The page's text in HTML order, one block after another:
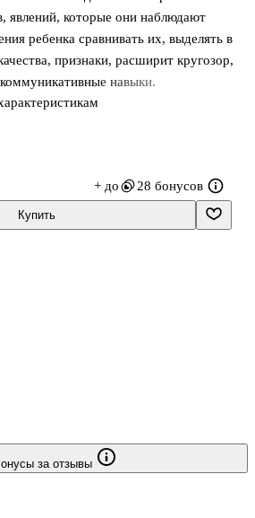
явлений, которые они наблюдают
ребенка сравнивать их, выделять в
признаки, расширит кругозор,
навыки.
детского сада, логопедам, педагогам
гувернерам и родителям для
возраста. Тексты читает детям
+ до 28 бонусов
Купить
за отзывы